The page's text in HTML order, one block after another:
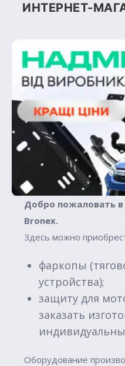
ИНТЕРНЕТ-
Добро пожаловать в
Вronex.
Здесь можно
фаркопы
устройства);
защиту для
заказать
Оборудование